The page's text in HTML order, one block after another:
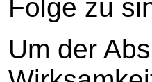
Folge zu
Um der